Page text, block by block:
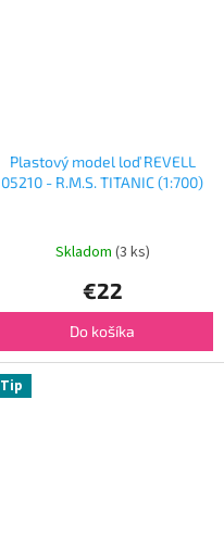
Plastový model loď REVELL
05210 - R.M.S. TITANIC (1:700)
Skladom (3 ks)
€22
Do košíka
Tip